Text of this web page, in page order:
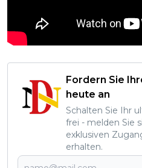
Fordern Sie
heute an
Schalten Sie Ihr
frei - melden Sie
exklusiven
erhalten.